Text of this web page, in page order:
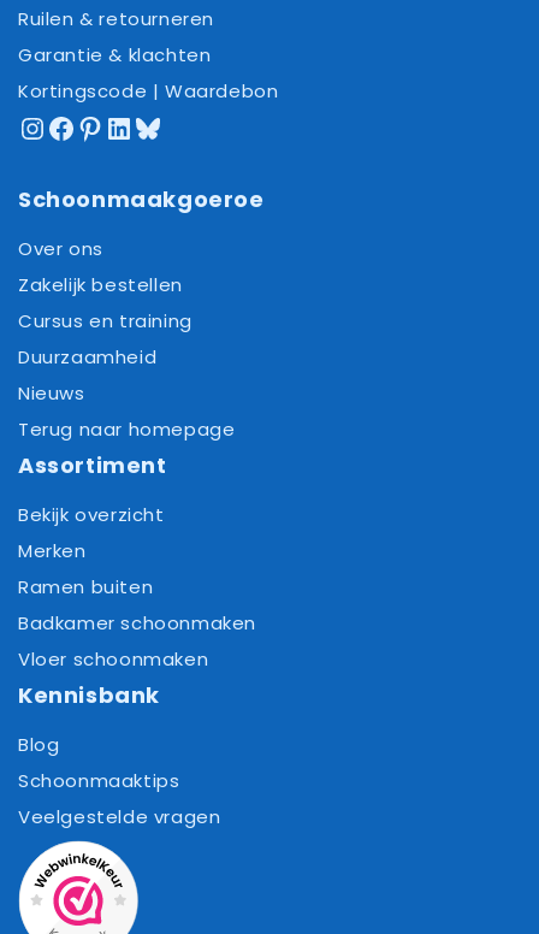
Ruilen & retourneren
Garantie & klachten
Kortingscode | Waardebon
Instagram
Facebook
Pinterest
LinkedIn
Bluesky
Schoonmaakgoeroe
Over ons
Zakelijk bestellen
Cursus en training
Duurzaamheid
Nieuws
Terug naar homepage
Assortiment
Bekijk overzicht
Merken
Ramen buiten
Badkamer schoonmaken
Vloer schoonmaken
Kennisbank
Blog
Schoonmaaktips
Veelgestelde vragen